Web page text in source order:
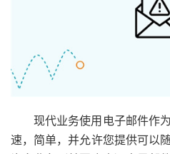
现代业务使用电子邮件作
速，简单，并允许您提供可以